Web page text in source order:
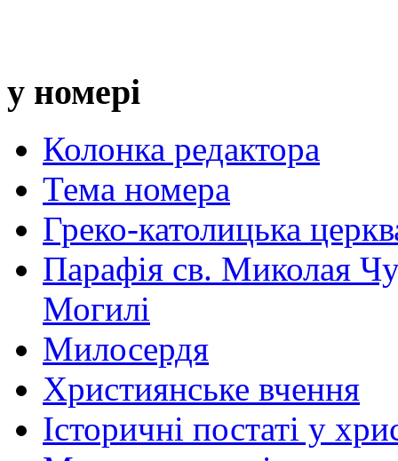
у номері
Колонка редактора
Тема номера
Греко-католицька
Парафія св. Миколая
Могилі
Милосердя
Християнське вчення
Історичні постаті у